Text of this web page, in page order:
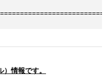
情報です。